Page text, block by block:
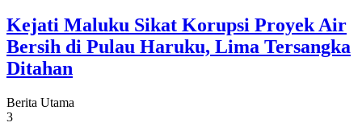
Kejati Maluku Sikat Korupsi Proyek Air
Bersih di Pulau Haruku, Lima Tersangka
Ditahan
Berita Utama
3